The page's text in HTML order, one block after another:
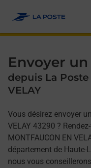
Envoyer
depuis La Poste
VELAY
Vous désirez envoyer
VELAY 43290 ?
MONTFAUCON EN
département de Haute-
nous vous